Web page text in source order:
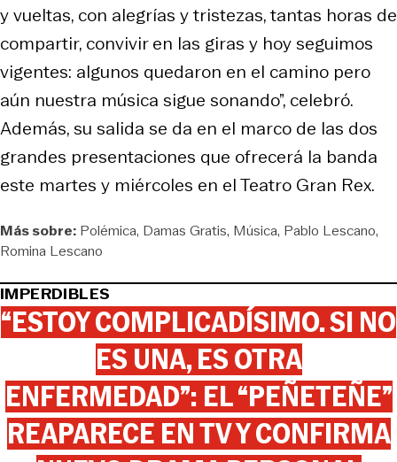
y vueltas, con alegrías y tristezas, tantas horas de
compartir, convivir en las giras y hoy seguimos
vigentes: algunos quedaron en el camino pero
aún nuestra música sigue sonando”, celebró.
Además, su salida se da en el marco de las dos
grandes presentaciones que ofrecerá la banda
este martes y miércoles en el Teatro Gran Rex.
Más sobre: Polémica Damas Gratis Música Pablo Lescano
Romina Lescano
IMPERDIBLES
“ESTOY COMPLICADÍSIMO. SI NO
ES UNA, ES OTRA
ENFERMEDAD”: EL “PEÑETEÑE”
REAPARECE EN TV Y CONFIRMA